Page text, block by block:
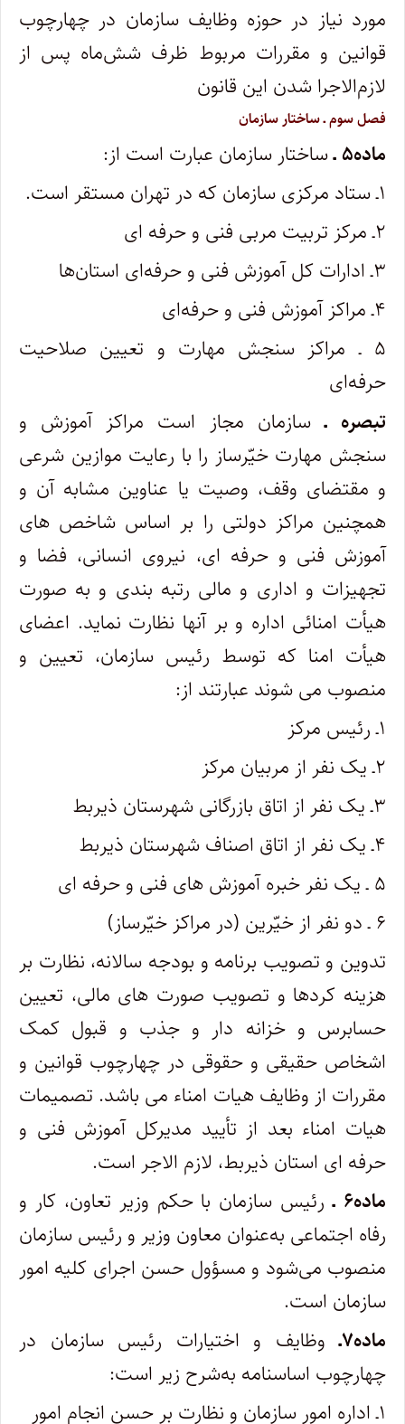
مورد نیاز در حوزه وظایف سازمان در چهارچوب
قوانین و مقررات مربوط ظرف شش‌ماه پس از
لازم‌الاجرا شدن این قانون
فصل سوم ـ ساختار سازمان
ماده۵ ـ
ساختار سازمان عبارت است از:
۱ـ ستاد مرکزی سازمان که در تهران مستقر است.
۲ـ مرکز تربیت مربی فنی و حرفه­ ای
۳ـ ادارات کل آموزش فنی و حرفه‌ای استان‌‌ها
۴ـ مراکز آموزش فنی و حرفه‌ای
۵ ـ مراکز سنجش مهارت و تعیین ‌صلاحیت‌
حرفه‌ای
تبصره ـسازمان مجاز است مراکز آموزش و
سنجش مهارت خیّرساز را با رعایت موازین شرعی
و مقتضای وقف، وصیت یا عناوین مشابه آن و
همچنین مراکز دولتی را بر اساس شاخص های
آموزش فنی و حرفه­ ای، نیروی انسانی، فضا و
تجهیزات و اداری و مالی رتبه­ بندی و به ­صورت
هیأت امنائی اداره و بر آنها نظارت نماید. اعضای
هیأت امنا که توسط رئیس سازمان، تعیین و
منصوب می­ شوند عبارتند از:
۱ـ رئیس مرکز
۲ـ یک نفر از مربیان مرکز
۳ـ یک نفر از اتاق بازرگانی شهرستان ذی­ربط
۴ـ یک نفر از اتاق اصناف شهرستان ذی­ربط
۵ ـ یک نفر خبره آموزش های فنی و حرفه­ ای
۶ ـ دو نفر از خیّرین (در مراکز خیّرساز)
تدوین و تصویب برنامه و بودجه سالانه، نظارت بر
هزینه ­کردها و تصویب صورت های مالی، تعیین
حسابرس و خزانه­ دار و جذب و قبول کمک
اشخاص حقیقی و حقوقی در چهارچوب قوانین و
مقررات از وظایف هیات امناء می ­باشد. تصمیمات
هیات امناء بعد از تأیید مدیرکل آموزش فنی و
حرفه­ ای استان ذی­ربط، لازم ­الاجر است.
ماده۶ ـ
رئیس سازمان با حکم وزیر تعاون، کار و
رفاه اجتماعی به‌عنوان معاون وزیر و رئیس سازمان
منصوب می‌شود و ‌مسؤول حسن اجرای کلیه امور
سازمان است.
ماده۷ـ
وظایف و اختیارات رئیس سازمان در
چهارچوب اساسنامه به‌شرح زیر است:
۱ـ اداره امور سازمان و نظارت بر حسن انجام امور